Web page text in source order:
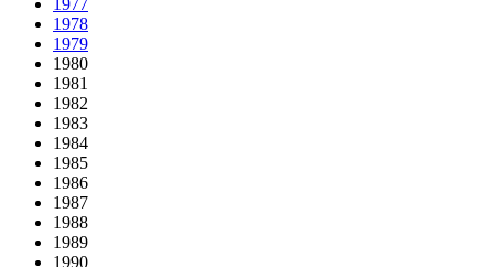
1977
1978
1979
1980
1981
1982
1983
1984
1985
1986
1987
1988
1989
1990